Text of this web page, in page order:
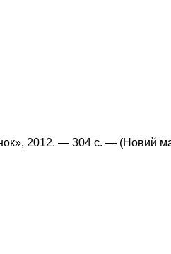
2012. — 304 с. — (Новий